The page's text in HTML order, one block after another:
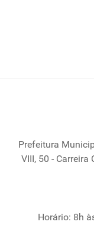
Prefeitura
VIII, 50 -
Horário: 8h